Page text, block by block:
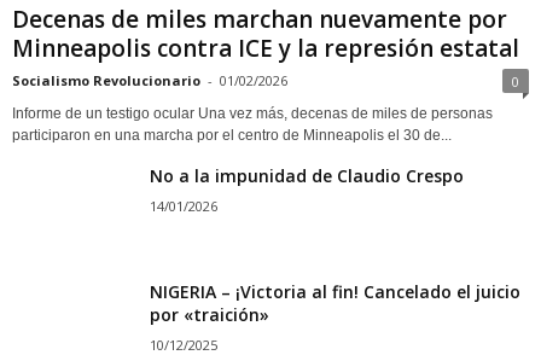
Decenas de miles marchan nuevamente por
Minneapolis contra ICE y la represión estatal
Socialismo Revolucionario - 01/02/2026 0
Informe de un testigo ocular Una vez más, decenas de miles de personas
participaron en una marcha por el centro de Minneapolis el 30 de...
No a la impunidad de Claudio Crespo
14/01/2026
NIGERIA – ¡Victoria al fin! Cancelado el juicio
por «traición»
10/12/2025